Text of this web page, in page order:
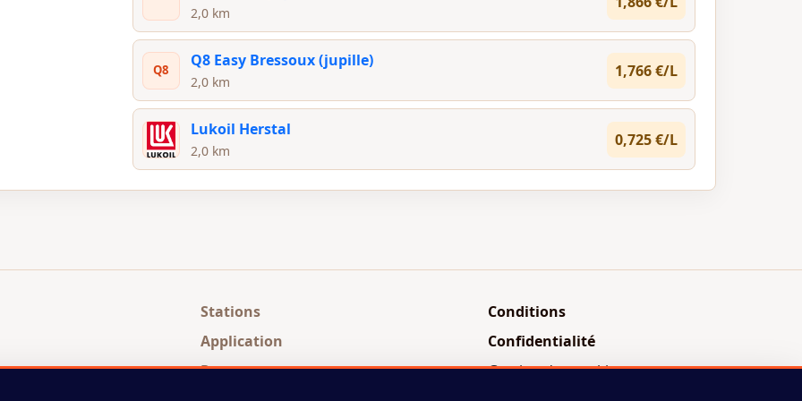
2,0 km
Q8 Q8 Easy Bressoux (jupille)
2,0 km
1,766 €/L
Lukoil Herstal
2,0 km
0,725 €/L
trouvez
Stations
Application
Presse
Conditions
Confidentialité
Gestion des cookies